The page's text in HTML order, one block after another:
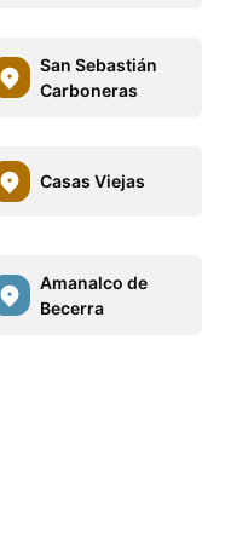
San Sebastián
Carboneras
Casas Viejas
Amanalco de
Becerra